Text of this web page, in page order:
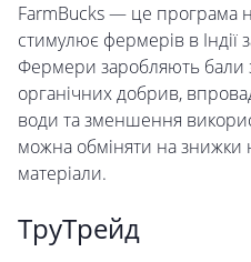
FarmBucks — це програма
стимулює фермерів в Індії
Фермери заробляють бали
органічних добрив,
води та зменшення
можна обміняти на знижки
матеріали.
ТруТрейд